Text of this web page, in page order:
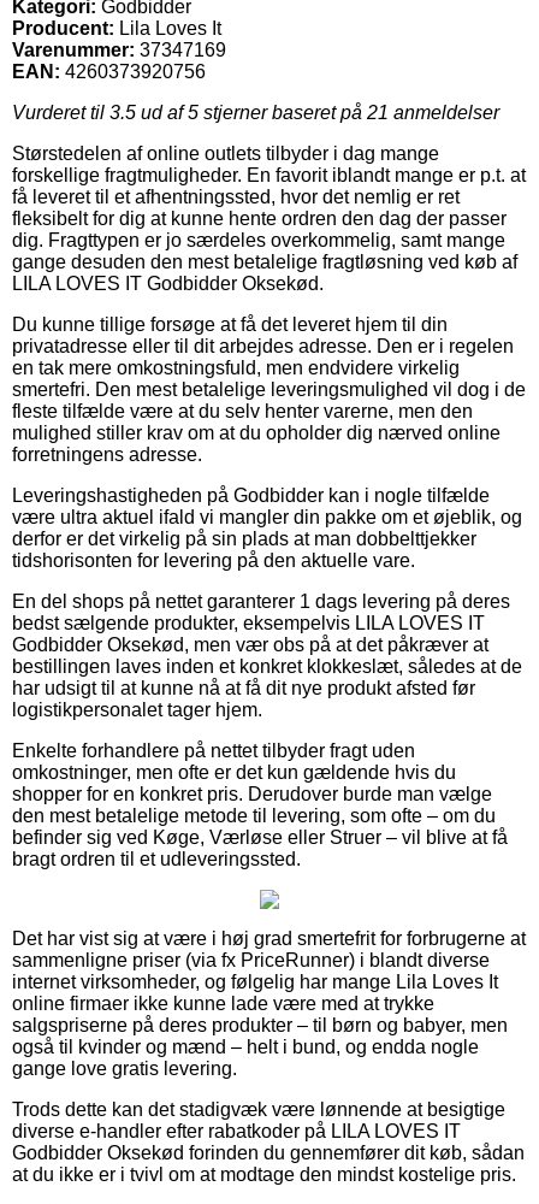
Kategori: Godbidder
Producent: Lila Loves It
Varenummer: 37347169
EAN: 4260373920756
Vurderet til 3.5 ud af 5 stjerner baseret på 21 anmeldelser
Størstedelen af online outlets tilbyder i dag mange
forskellige fragtmuligheder. En favorit iblandt mange er p.t. at
få leveret til et afhentningssted, hvor det nemlig er ret
fleksibelt for dig at kunne hente ordren den dag der passer
dig. Fragttypen er jo særdeles overkommelig, samt mange
gange desuden den mest betalelige fragtløsning ved køb af
LILA LOVES IT Godbidder Oksekød.
Du kunne tillige forsøge at få det leveret hjem til din
privatadresse eller til dit arbejdes adresse. Den er i regelen
en tak mere omkostningsfuld, men endvidere virkelig
smertefri. Den mest betalelige leveringsmulighed vil dog i de
fleste tilfælde være at du selv henter varerne, men den
mulighed stiller krav om at du opholder dig nærved online
forretningens adresse.
Leveringshastigheden på Godbidder kan i nogle tilfælde
være ultra aktuel ifald vi mangler din pakke om et øjeblik, og
derfor er det virkelig på sin plads at man dobbelttjekker
tidshorisonten for levering på den aktuelle vare.
En del shops på nettet garanterer 1 dags levering på deres
bedst sælgende produkter, eksempelvis LILA LOVES IT
Godbidder Oksekød, men vær obs på at det påkræver at
bestillingen laves inden et konkret klokkeslæt, således at de
har udsigt til at kunne nå at få dit nye produkt afsted før
logistikpersonalet tager hjem.
Enkelte forhandlere på nettet tilbyder fragt uden
omkostninger, men ofte er det kun gældende hvis du
shopper for en konkret pris. Derudover burde man vælge
den mest betalelige metode til levering, som ofte – om du
befinder sig ved Køge, Værløse eller Struer – vil blive at få
bragt ordren til et udleveringssted.
Det har vist sig at være i høj grad smertefrit for forbrugerne at
sammenligne priser (via fx PriceRunner) i blandt diverse
internet virksomheder, og følgelig har mange Lila Loves It
online firmaer ikke kunne lade være med at trykke
salgspriserne på deres produkter – til børn og babyer, men
også til kvinder og mænd – helt i bund, og endda nogle
gange love gratis levering.
Trods dette kan det stadigvæk være lønnende at besigtige
diverse e-handler efter rabatkoder på LILA LOVES IT
Godbidder Oksekød forinden du gennemfører dit køb, sådan
at du ikke er i tvivl om at modtage den mindst kostelige pris.